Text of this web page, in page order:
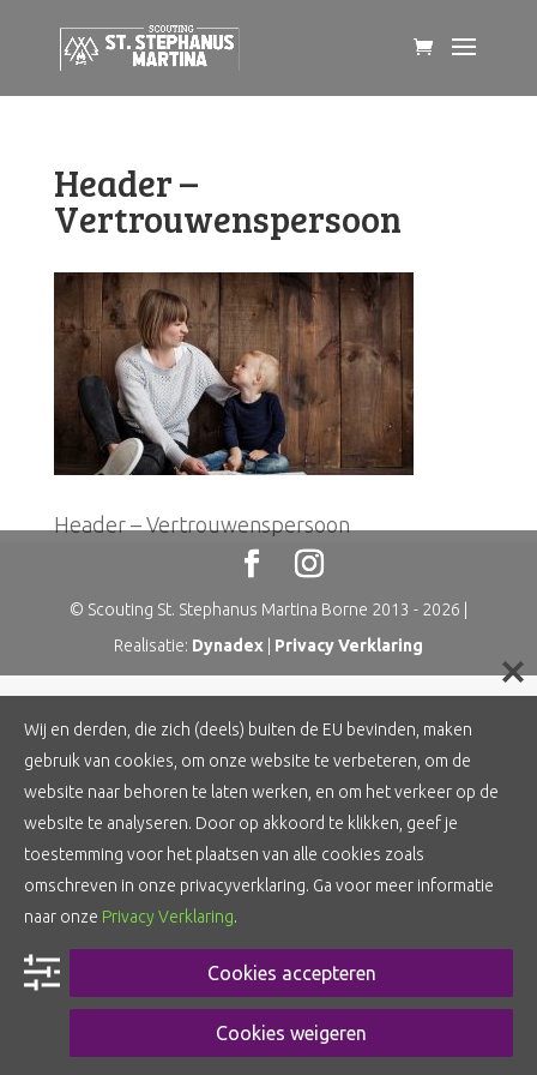
Header –
Vertrouwenspersoon
Header – Vertrouwenspersoon
© Scouting St. Stephanus Martina Borne 2013 - 2026
Realisatie: Dynadex| Privacy Verklaring
Wij en derden, die zich (deels) buiten de EU bevinden, maken
gebruik van cookies, om onze website te verbeteren, om de
website naar behoren te laten werken, en om het verkeer op de
website te analyseren. Door op akkoord te klikken, geef je
toestemming voor het plaatsen van alle cookies zoals
omschreven in onze privacyverklaring. Ga voor meer informatie
naar onze Privacy Verklaring.
Cookies accepteren
Cookies weigeren